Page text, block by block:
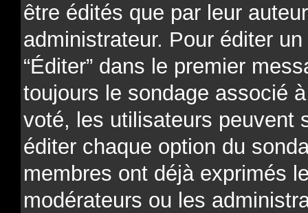
être édités que par leur
administrateur. Pour éditer
“Éditer” dans le premier
toujours le sondage associé
voté, les utilisateurs peuvent
éditer chaque option du
membres ont déjà exprimés
modérateurs ou les